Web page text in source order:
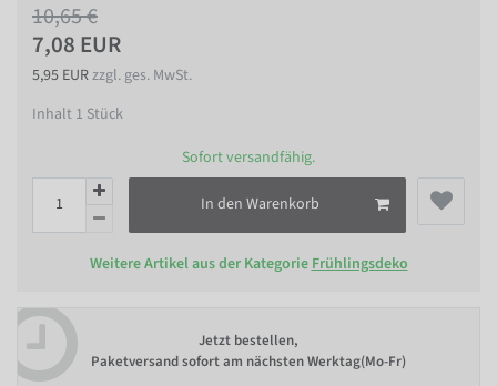
10,65 €
7,08 EUR
5,95 EURzzgl. ges. MwSt.
Inhalt 1 Stück
Sofort versandfähig.
In den Warenkorb
Weitere Artikel aus der Kategorie Frühlingsdeko
Jetzt bestellen,
Paketversand sofort am nächsten Werktag(Mo-Fr)